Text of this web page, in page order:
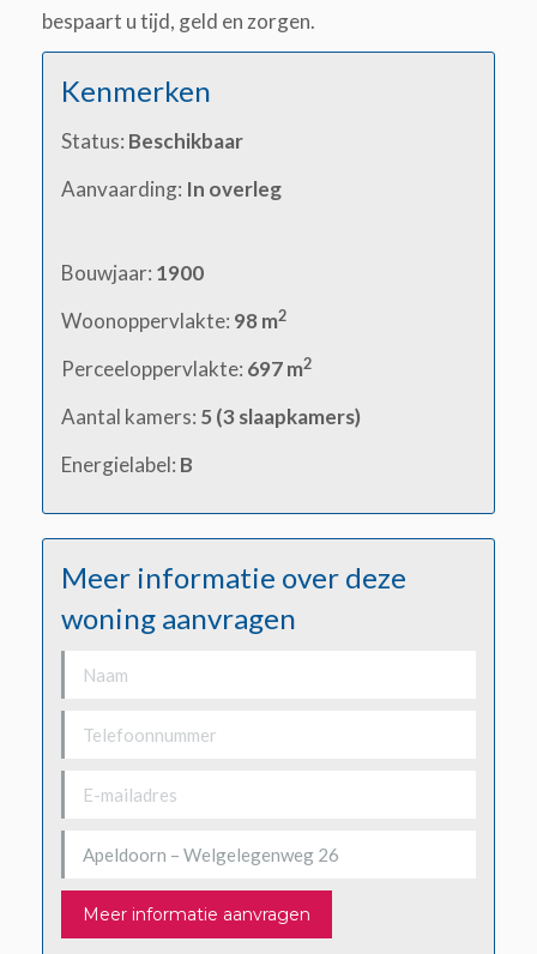
bespaart u tijd, geld en zorgen.
Kenmerken
Status: Beschikbaar
Aanvaarding: In overleg
Bouwjaar: 1900
Woonoppervlakte: 98 m2
Perceeloppervlakte: 697 m2
Aantal kamers: 5 (3 slaapkamers)
Energielabel: B
Meer informatie over deze
woning aanvragen